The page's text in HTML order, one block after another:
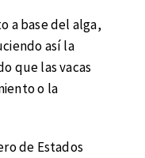
a base del alga,
así la
que las vacas
o la
de Estados